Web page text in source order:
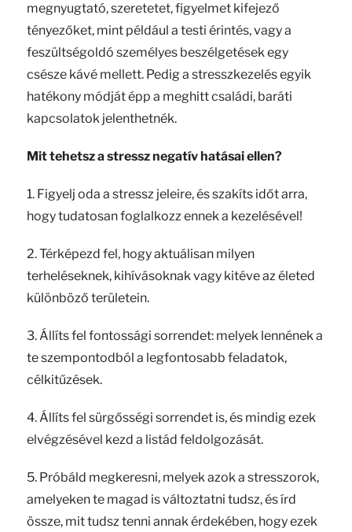
megnyugtató, szeretetet, figyelmet kifejező
tényezőket, mint például a testi érintés, vagy a
feszültségoldó személyes beszélgetések egy
csésze kávé mellett. Pedig a stresszkezelés egyik
hatékony módját épp a meghitt családi, baráti
kapcsolatok jelenthetnék.
Mit tehetsz a stressz negatív hatásai ellen?
1. Figyelj oda a stressz jeleire, és szakíts időt arra,
hogy tudatosan foglalkozz ennek a kezelésével!
2. Térképezd fel, hogy aktuálisan milyen
terheléseknek, kihívásoknak vagy kitéve az életed
különböző területein.
3. Állíts fel fontossági sorrendet: melyek lennének a
te szempontodból a legfontosabb feladatok,
célkitűzések.
4. Állíts fel sürgősségi sorrendet is, és mindig ezek
elvégzésével kezd a listád feldolgozását.
5. Próbáld megkeresni, melyek azok a stresszorok,
amelyeken te magad is változtatni tudsz, és írd
össze, mit tudsz tenni annak érdekében, hogy ezek